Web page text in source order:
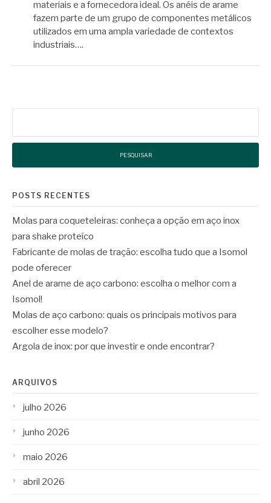
materiais e a fornecedora ideal. Os anéis de arame
fazem parte de um grupo de componentes metálicos
utilizados em uma ampla variedade de contextos
industriais….
POSTS RECENTES
Molas para coqueteleiras: conheça a opção em aço inox
para shake proteíco
Fabricante de molas de tração: escolha tudo que a Isomol
pode oferecer
Anel de arame de aço carbono: escolha o melhor com a
Isomol!
Molas de aço carbono: quais os principais motivos para
escolher esse modelo?
Argola de inox: por que investir e onde encontrar?
ARQUIVOS
julho 2026
junho 2026
maio 2026
abril 2026